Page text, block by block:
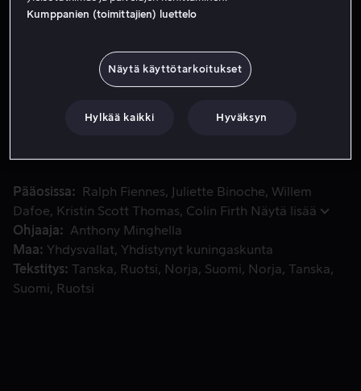
Lentokone ammutaan alas toisen maailmansodan viime
Lentokone ammutaan alas toisen maailmansodan viime
pääsee sairaanhoitajan, jonka oma elämä on pirstaleina,
Pääosissa Ralph Fiennes Juliette Binoche Willem
Dafoe
Kristin Scott Thomas Colin Firth Näytä lisää
Ohjaaja
Anthony Minghella
Maa
Yhdysvallat
Yhdistynyt kuningaskunta
Tekstitys
Tanska Ruotsi Norja Suomi Norja
Tanska
Suomi
Ruotsi
Kumppanien (toimittajien) luettelo
Näytä käyttötarkoitukset
Hylkää kaikki Hyväksyn